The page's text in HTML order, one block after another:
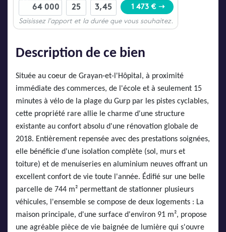
Description de ce bien
Située au coeur de Grayan-et-l'Hôpital, à proximité
immédiate des commerces, de l'école et à seulement 15
minutes à vélo de la plage du Gurp par les pistes cyclables,
cette propriété rare allie le charme d'une structure
existante au confort absolu d'une rénovation globale de
2018. Entièrement repensée avec des prestations soignées,
elle bénéficie d'une isolation complète (sol, murs et
toiture) et de menuiseries en aluminium neuves offrant un
excellent confort de vie toute l'année. Édifié sur une belle
parcelle de 744 m² permettant de stationner plusieurs
véhicules, l'ensemble se compose de deux logements : La
maison principale, d'une surface d'environ 91 m², propose
une agréable pièce de vie baignée de lumière qui s'ouvre